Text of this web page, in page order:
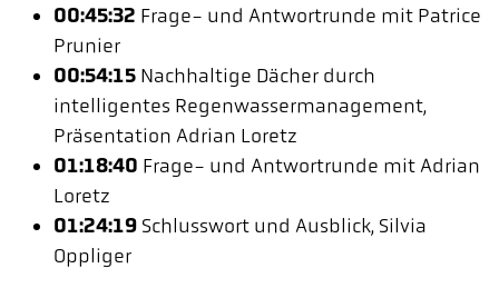
00:45:32 Frage- und Antwortrunde mit Patrice
Prunier
00:54:15 Nachhaltige Dächer durch
intelligentes Regenwassermanagement,
Präsentation Adrian Loretz
01:18:40 Frage- und Antwortrunde mit Adrian
Loretz
01:24:19 Schlusswort und Ausblick, Silvia
Oppliger